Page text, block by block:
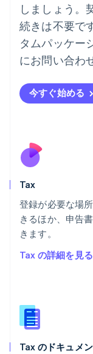
しましょう。
続きは不要で
タムパッケー
にお問い合わ
今すぐ始める
Tax
登録が必要な場
きるほか、申告
きます。
Tax の詳細を見る
Tax のドキュメ
ニュージー
English
ノルウェー
English
ハンガリー
フィンランド
EnglishSvenska
Français
ブルガリア
ポーランド
English
ポルトガル
マルタ
メキシコ
Español
English